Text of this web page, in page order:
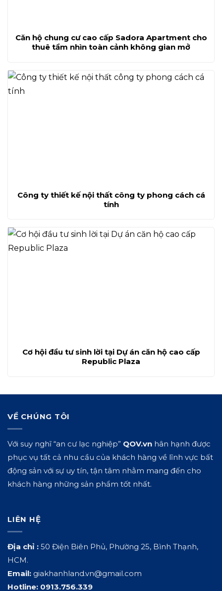
Căn hộ chung cư cao cấp Sadora Apartment cho
thuê tầm nhìn toàn cảnh không gian mở
Công ty thiết kế nội thất công ty phong cách cá
tính
Cơ hội đầu tư sinh lời tại Dự án căn hộ cao cấp
Republic Plaza
VỀ CHÚNG TÔI
Với suy nghĩ “an cư lạc nghiệp” QOV.vn hân hạnh được
phục vụ tất cả nhu cầu của khách hàng về lĩnh vực bất
động sản với sự uy tín, tận tâm nhằm mang đến cho
khách hàng những sản phẩm tốt nhất.
LIÊN HỆ
Địa chỉ : 50 Điện Biên Phủ, Phường 25, Bình Thạnh,
HCM.
Email: giakhanhland.vn@gmail.com
Hotline: 0913.756.339